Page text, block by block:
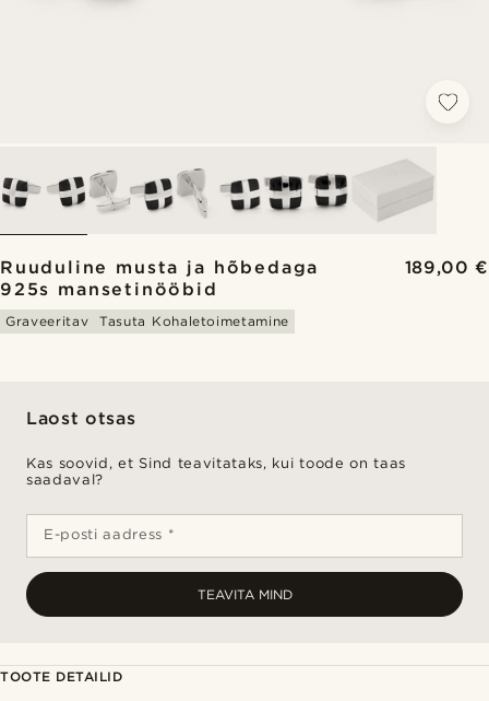
Ruuduline musta ja hõbedaga
925s mansetinööbid
189,00 €
Graveeritav Tasuta Kohaletoimetamine
Laost otsas
Kas soovid, et Sind teavitataks, kui toode on taas
saadaval?
E-posti aadress *
TEAVITA MIND
TOOTE DETAILID